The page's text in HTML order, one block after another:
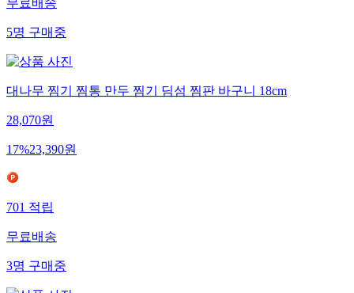
무료배송
5명구매중
대나무 찜기 찜통 만두 찜기 딤섬 찜판 바구니 18cm
28,070원
17%23,390원
701적립
무료배송
3명구매중